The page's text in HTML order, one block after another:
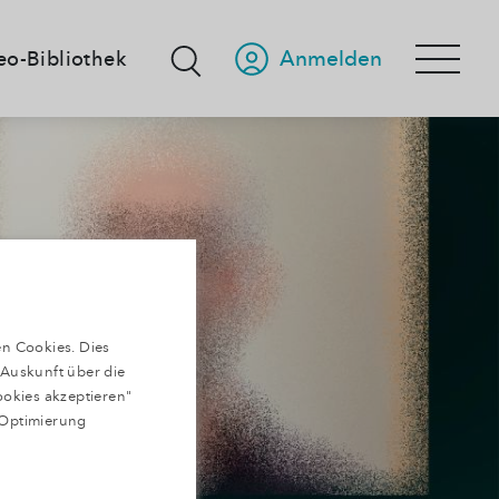
Bibliothek Anmelden
Cookies. Dies
über die
akzeptieren"